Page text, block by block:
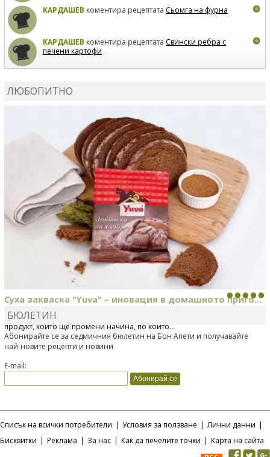
КАРДАШЕВ коментира рецептата Сьомга на фурна
КАРДАШЕВ коментира рецептата Свински ребра с
печени картофи
ЛЮБОПИТНО
Суха закваска "Yuva" – иновация в домашното приго...
Отскоро Лесафр България стартира предлагането на изцяло нов
продукт, който ще промени начина, по който...
БЮЛЕТИН
Абонирайте се за седмичния бюлетин на Бон Апети и получавайте
най-новите рецепти и новини
E-mail:
Списък на всички потребители Условия за ползване Лични данни
Бисквитки
Реклама За нас Как да печелите точки Карта на сайта